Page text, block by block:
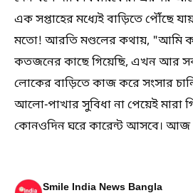
এক সপ্তাহের মধ্যেই বাড়িতে পৌঁছে যায়
মতো! আরতি মণ্ডলের কথায়, "আমি
কতজনের কাছে গিয়েছি, এখন আর সব
লোকের বাড়িতে কাজ করে সংসার
আলো-পাখার সুবিধা না পেয়েই মারা
কোনওদিন ঘরে কারেন্ট আসবে। আজ
Smile India News Bangla